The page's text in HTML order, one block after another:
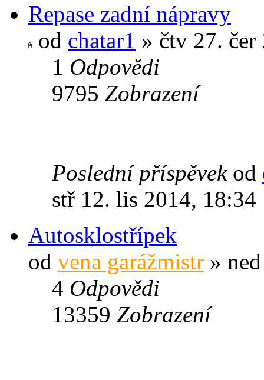
Repase zadní nápravy
od chatar1 » čtv 27.
1 Odpovědi
9795 Zobrazení
Poslední příspěvek od
stř 12. lis 2014, 18:34
Autosklostřípek
od vena garážmistr »
4 Odpovědi
13359 Zobrazení